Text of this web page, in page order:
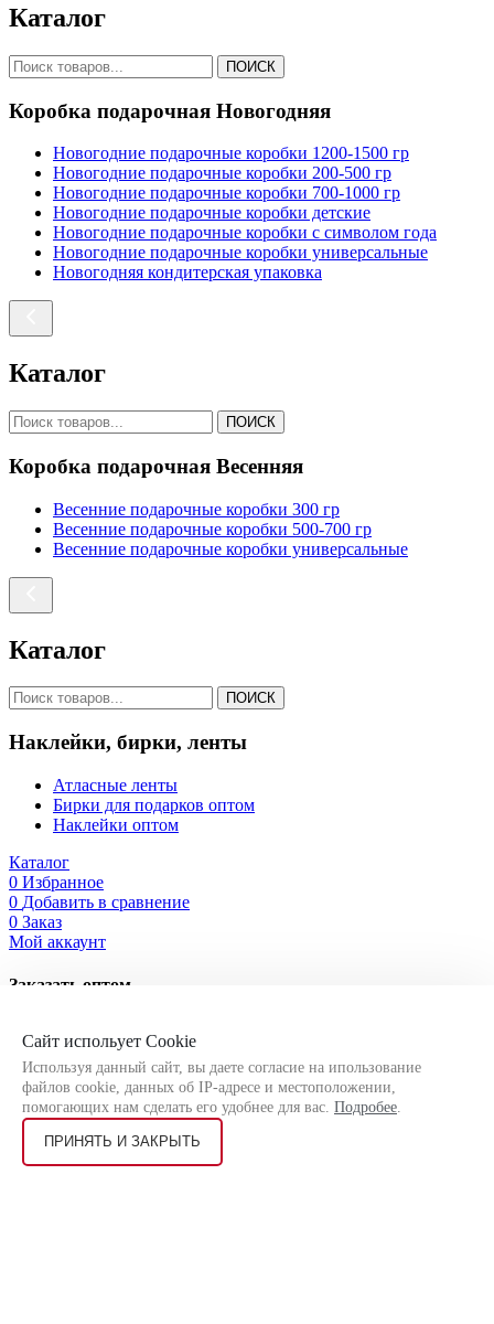
Сайт испольует Cookie
Используя данный сайт, вы даете согласие на ипользование
файлов cookie, данных об IP-адресе и местоположении,
помогающих нам сделать его удобнее для вас. Подробее.
ПРИНЯТЬ И ЗАКРЫТЬ
Каталог
ПОИСК
Коробка подарочная Новогодняя
Новогодние подарочные коробки 1200-1500 гр
Новогодние подарочные коробки 200-500 гр
Новогодние подарочные коробки 700-1000 гр
Новогодние подарочные коробки детские
Новогодние подарочные коробки с символом года
Новогодние подарочные коробки универсальные
Новогодняя кондитерская упаковка
Каталог
ПОИСК
Коробка подарочная Весенняя
Весенние подарочные коробки 300 гр
Весенние подарочные коробки 500-700 гр
Весенние подарочные коробки универсальные
Каталог
ПОИСК
Наклейки, бирки, ленты
Атласные ленты
Бирки для подарков оптом
Наклейки оптом
Каталог
0 Избранное
0 Добавить в сравнение
0 Заказ
Мой аккаунт
Заказать оптом
с Вами!